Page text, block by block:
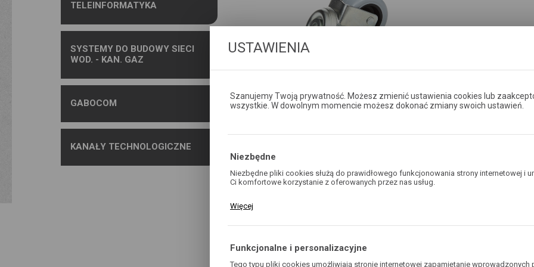
USTAWIENIA
Szanujemy Twoją prywatność. Możesz zmienić ustawienia cookies lub
wszystkie. W dowolnym momencie możesz dokonać zmiany swoich ustawień.
Niezbędne
Niezbędne pliki cookies służą do prawidłowego funkcjonowania strony internetowej i
Ci komfortowe korzystanie z oferowanych przez nas usług.
Twoich ustawień preferencji prywatności, logowania czy wypełniania formularzy. Dzięki
Więcej
Funkcjonalne i personalizacyjne
Tego typu pliki cookies umożliwiają stronie internetowej zapamiętanie wprowadzonych
TELEINFORMATYKA
SYSTEMY DO BUDOWY SIECI
WOD. - KAN. GAZ
GABOCOM
KANAŁY TECHNOLOGICZNE
Waga: